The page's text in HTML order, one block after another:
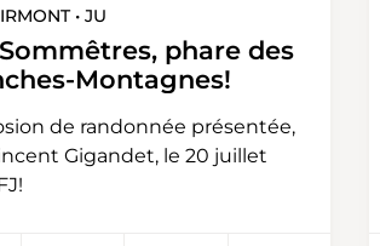
• JU
phare des
Montagnes!
de randonnée présentée,
Gigandet, le 20 juillet